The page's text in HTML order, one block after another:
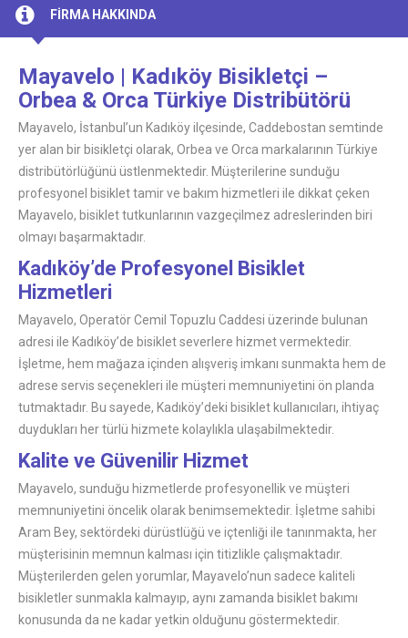
FİRMA HAKKINDA
Mayavelo | Kadıköy Bisikletçi –
Orbea & Orca Türkiye Distribütörü
Mayavelo, İstanbul’un Kadıköy ilçesinde, Caddebostan semtinde
yer alan bir bisikletçi olarak, Orbea ve Orca markalarının Türkiye
distribütörlüğünü üstlenmektedir. Müşterilerine sunduğu
profesyonel bisiklet tamir ve bakım hizmetleri ile dikkat çeken
Mayavelo, bisiklet tutkunlarının vazgeçilmez adreslerinden biri
olmayı başarmaktadır.
Kadıköy’de Profesyonel Bisiklet
Hizmetleri
Mayavelo, Operatör Cemil Topuzlu Caddesi üzerinde bulunan
adresi ile Kadıköy’de bisiklet severlere hizmet vermektedir.
İşletme, hem mağaza içinden alışveriş imkanı sunmakta hem de
adrese servis seçenekleri ile müşteri memnuniyetini ön planda
tutmaktadır. Bu sayede, Kadıköy’deki bisiklet kullanıcıları, ihtiyaç
duydukları her türlü hizmete kolaylıkla ulaşabilmektedir.
Kalite ve Güvenilir Hizmet
Mayavelo, sunduğu hizmetlerde profesyonellik ve müşteri
memnuniyetini öncelik olarak benimsemektedir. İşletme sahibi
Aram Bey, sektördeki dürüstlüğü ve içtenliği ile tanınmakta, her
müşterisinin memnun kalması için titizlikle çalışmaktadır.
Müşterilerden gelen yorumlar, Mayavelo’nun sadece kaliteli
bisikletler sunmakla kalmayıp, aynı zamanda bisiklet bakımı
konusunda da ne kadar yetkin olduğunu göstermektedir.